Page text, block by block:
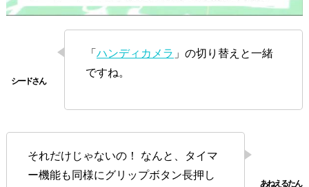
「 ハンディカメラ 」の切り替えと一緒
ですね。
それだけじゃないの！ なんと、タイマ
ー機能も同様にグリップボタン長押し